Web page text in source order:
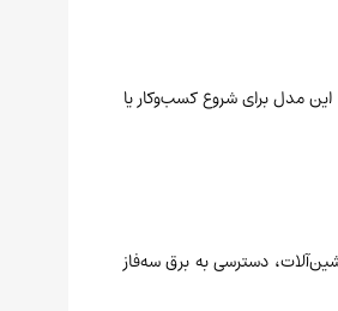
مدل برای شروع کسب‌وکار یا
دسترسی به برق سه‌فاز